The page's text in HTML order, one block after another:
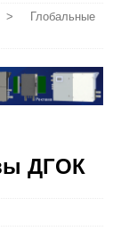
>
Глобальные
ДГОК